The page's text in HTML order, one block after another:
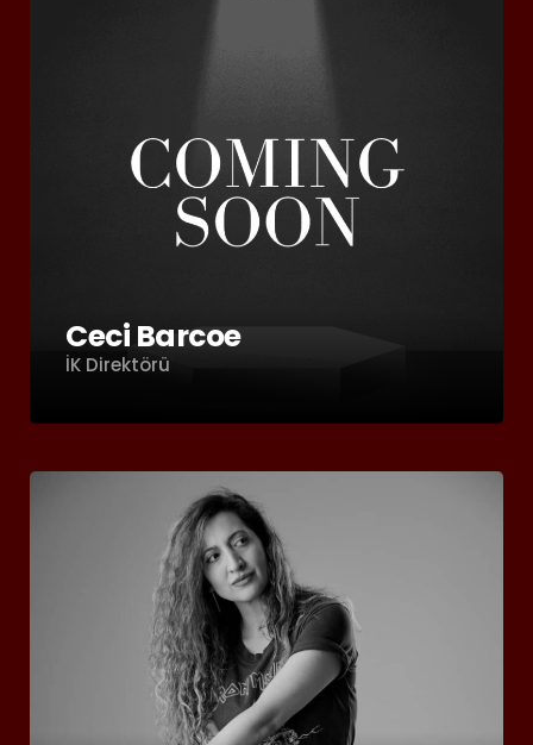
Ceci Barcoe
İK Direktörü